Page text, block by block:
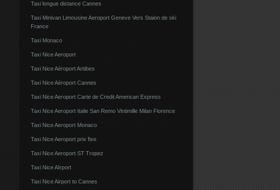
Taxi longue distance Cannes
Taxi Minivan Limousine Aeroport Geneve Vers Staion de ski
France
Taxi Monaco
Taxi Nice Aeroport
Taxi Nice Aéroport Antibes
Taxi Nice Aéroport Cannes
Taxi Nice Aeroport Carte de Credit American Express
Taxi Nice Aeroport Italie San Remo Vintimille Milan Florence
Taxi Nice Aeroport Monaco
Taxi Nice Aeroport prix fixe
Taxi Nice Aeroport ST Tropez
Taxi Nice AIrport
Taxi Nice Airport to Cannes